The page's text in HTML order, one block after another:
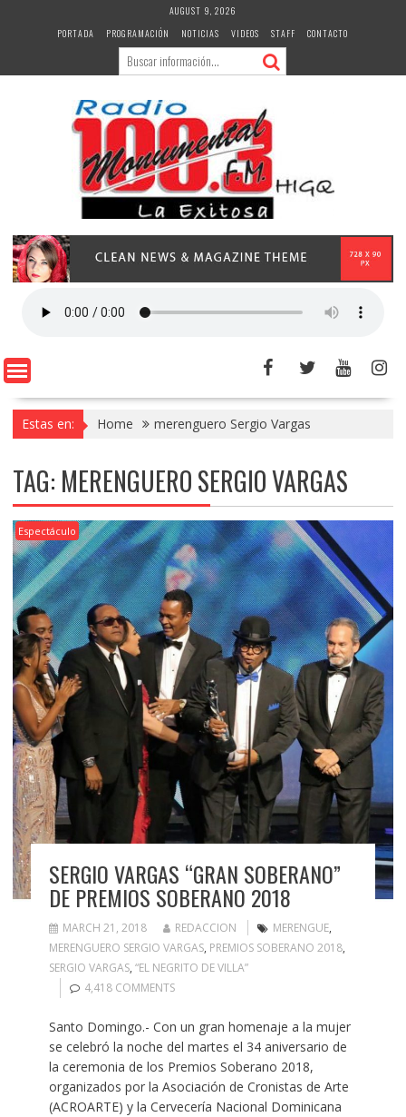
AUGUST 9, 2026
PORTADA
PROGRAMACIÓN NOTICIAS VIDEOS STAFF CONTACTO
Estas en: Home merenguero Sergio Vargas
TAG: MERENGUERO SERGIO VARGAS
Espectáculo
SERGIO VARGAS “GRAN SOBERANO”
DE PREMIOS SOBERANO 2018
MARCH 21, 2018 REDACCION MERENGUE,
MERENGUERO SERGIO VARGAS, PREMIOS SOBERANO 2018,
SERGIO VARGAS, “EL NEGRITO DE VILLA”
4,418 COMMENTS
Santo Domingo.- Con un gran homenaje a la mujer
se celebró la noche del martes el 34 aniversario de
la ceremonia de los Premios Soberano 2018,
organizados por la Asociación de Cronistas de Arte
(ACROARTE) y la Cervecería Nacional Dominicana